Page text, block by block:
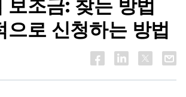
보조금: 찾는 방법
으로 신청하는 방법